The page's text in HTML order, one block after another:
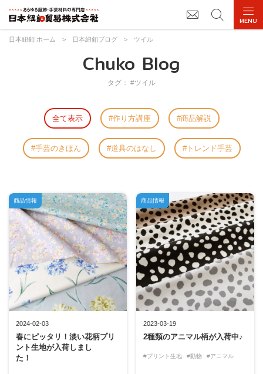
日本紐釦 ホーム > 日本紐釦ブログ > ツイル
Chuko Blog
タグ： #ツイル
全て表示 作り方講座 商品解説
手芸のきほん 道具のはなし トレンド手芸
2024-02-03
春にピッタリ！淡い花柄プリ
ント生地が入荷しまし
た！
商品情報
2023-03-19
2種類のアニマル柄が入荷中♪
#プリント生地 #動物 #アニマル
商品情報